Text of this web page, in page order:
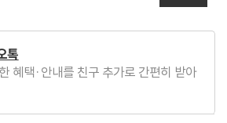
톡
혜택·안내를 친구 추가로 간편히 받아